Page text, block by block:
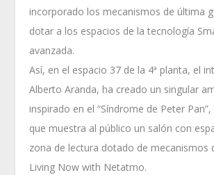
incorporado los mecanismos de última
dotar a los espacios de la tecnología
avanzada.
Así, en el espacio 37 de la 4ª planta, el
Alberto Aranda, ha creado un singular
inspirado en el “Síndrome de Peter
que muestra al público un salón con
zona de lectura dotado de mecanismos
Living Now with Netatmo.